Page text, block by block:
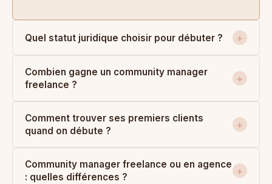
Quel statut juridique choisir pour débuter ?
Combien gagne un community manager
freelance ?
Comment trouver ses premiers clients
quand on débute ?
Community manager freelance ou en agence
: quelles différences ?